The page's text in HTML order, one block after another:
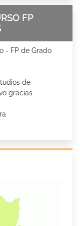
FP
- FP de Grado
de
gracias